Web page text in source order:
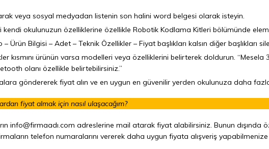
veya sosyal medyadan listenin son halini word belgesi olarak isteyin.
kendi okulunuzun özelliklerine özellikle Robotik Kodlama Kitleri bölümünde
Ürün Bilgisi – Adet – Teknik Özellikler – Fiyat başlıkları kalsın diğer başlıkları
kısmını ürünün varsa modelleri veya özelliklerini belirterek doldurun. “Mesela
olanı özellikle belirtebilirsiniz.”
göndererek fiyat alın ve en uygun en güvenilir yerden okulunuza daha
fiyat almak için nasıl ulaşacağım?
info@firmaadı.com adreslerine mail atarak fiyat alabilirsiniz. Bunun dışında
telefon numaralarını vererek daha uygun fiyata alışveriş yapabilmenize